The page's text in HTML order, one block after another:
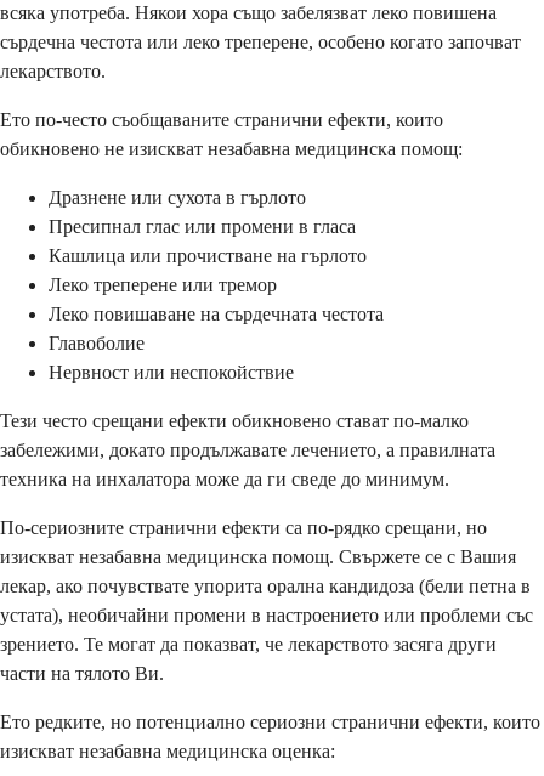
всяка употреба. Някои хора също забелязват леко повишена
сърдечна честота или леко треперене, особено когато започват
лекарството.
Ето по-често съобщаваните странични ефекти, които
обикновено не изискват незабавна медицинска помощ:
Дразнене или сухота в гърлото
Пресипнал глас или промени в гласа
Кашлица или прочистване на гърлото
Леко треперене или тремор
Леко повишаване на сърдечната честота
Главоболие
Нервност или неспокойствие
Тези често срещани ефекти обикновено стават по-малко
забележими, докато продължавате лечението, а правилната
техника на инхалатора може да ги сведе до минимум.
По-сериозните странични ефекти са по-рядко срещани, но
изискват незабавна медицинска помощ. Свържете се с Вашия
лекар, ако почувствате упорита орална кандидоза (бели петна в
устата), необичайни промени в настроението или проблеми със
зрението. Те могат да показват, че лекарството засяга други
части на тялото Ви.
Ето редките, но потенциално сериозни странични ефекти, които
изискват незабавна медицинска оценка: